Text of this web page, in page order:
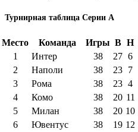
Турнирная таблица Серии А
Место Команда Игры В Н
1
Интер 38 27 6
2
Наполи 38 23 7
3
Рома 38 23 4
4
Комо 38 20 11
5
Милан 38 20 10
6
Ювентус 38 19 12